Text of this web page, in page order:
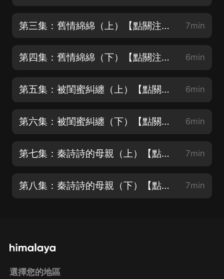
第三集：舊情綿綿（上）【點關注！不迷路！主播帶你上高速！】 7min
第四集：舊情綿綿（下）【點關注！不迷路！主播帶你上高速！】 6min
第五集：被閨蜜糾纏（上）【點關注！不迷路！主播帶你上高速！】 6min
第六集：被閨蜜糾纏（下）【點關注！不迷路！主播帶你上高速！】 6min
第七集：秦詩詩的母親（上）【點關注！不迷路！主播帶你上高速！】 7min
第八集：秦詩詩的母親（下）【點關注！不迷路！主播帶你上高速！】 7min
選擇您的地區